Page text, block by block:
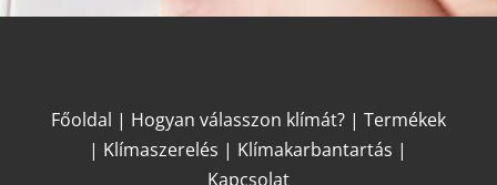
Főoldal | Hogyan válasszon klímát?| Termékek
| Klímaszerelés | Klímakarbantartás |
Kapcsolat